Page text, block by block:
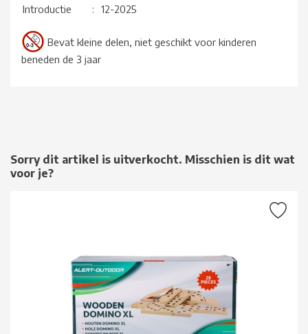
Introductie
: 12-2025
Bevat kleine delen, niet geschikt voor kinderen
beneden de 3 jaar
Sorry dit artikel is uitverkocht. Misschien is dit wat
voor je?